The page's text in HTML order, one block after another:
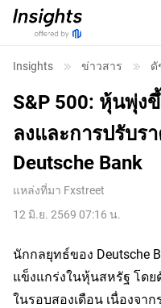
Insights ข่าวสาร
S&P 500: หุ้นพุ่ง
ลงและการปรับร
Deutsche Bank
แหล่งที่มา Fxstreet
12 มิ.ย. 2569 07:16 น.
นักกลยุทธ์ของ Deutsche
แข็งแกร่งในหุ้นสหรัฐ โด
ในรอบสองเดือน เนื่องจ